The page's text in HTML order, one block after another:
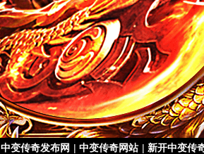
中变传奇发布网 | 中变传奇网站 | 新开中变传